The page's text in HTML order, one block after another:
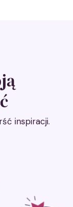
inspiracji.
media